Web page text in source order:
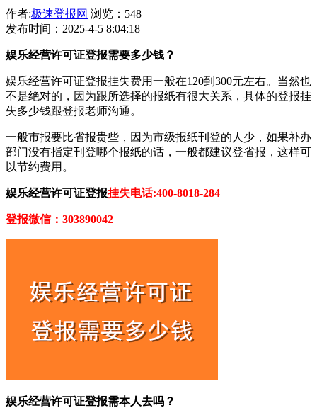
作者:极速登报网 浏览：548
发布时间：2025-4-5 8:04:18
娱乐经营许可证登报需要多少钱？
娱乐经营许可证登报挂失费用一般在120到300元左右。当然也
不是绝对的，因为跟所选择的报纸有很大关系，具体的登报挂
失多少钱跟登报老师沟通。
一般市报要比省报贵些，因为市级报纸刊登的人少，如果补办
部门没有指定刊登哪个报纸的话，一般都建议登省报，这样可
以节约费用。
娱乐经营许可证登报挂失电话:400-8018-284
登报微信：303890042
娱乐经营许可证登报需本人去吗？